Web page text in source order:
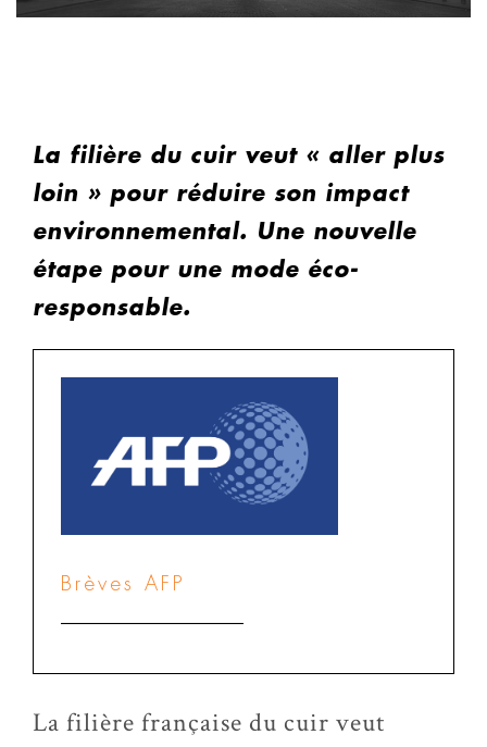
La filière du cuir veut « aller plus
loin » pour réduire son impact
environnemental. Une nouvelle
étape pour une mode éco-
responsable.
Brèves AFP
La filière française du cuir veut